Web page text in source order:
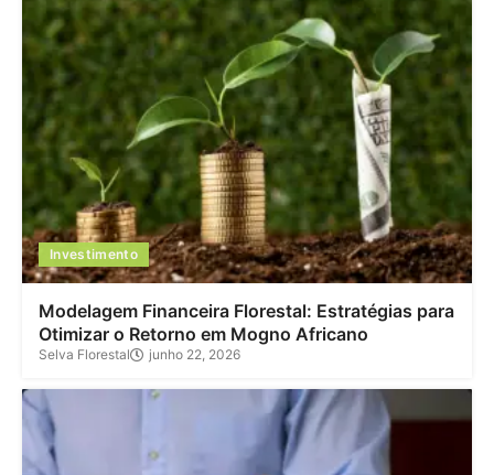
Investimento
Modelagem Financeira Florestal: Estratégias para
Otimizar o Retorno em Mogno Africano
Selva Florestal junho 22, 2026